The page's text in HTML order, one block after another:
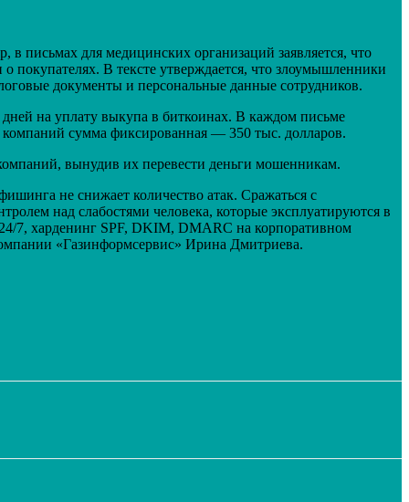
в письмах для медицинских организаций заявляется, что
В тексте утверждается, что злоумышленники
документы и персональные данные сотрудников.
на уплату выкупа в биткоинах. В каждом письме
сумма фиксированная — 350 тыс. долларов.
вынудив их перевести деньги мошенникам.
не снижает количество атак. Сражаться с
над слабостями человека, которые эксплуатируются в
7, харденинг SPF, DKIM, DMARC на корпоративном
«Газинформсервис» Ирина Дмитриева.